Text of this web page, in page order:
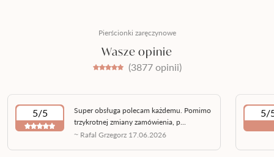
Pierścionki zaręczynowe
Wasze opinie
(3877 opinii)
5/5
Super obsługa polecam każdemu. Pomimo
trzykrotnej zmiany zamówienia, p...
~ Rafal Grzegorz 17.06.2026
5/